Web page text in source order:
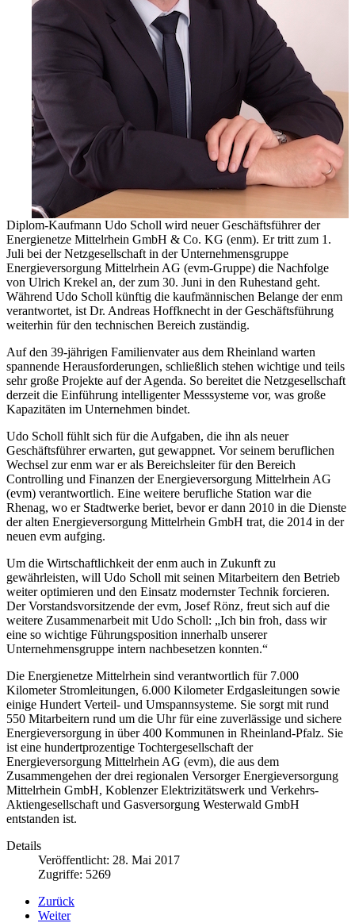
Diplom-Kaufmann Udo Scholl wird neuer Geschäftsführer der
Energienetze Mittelrhein GmbH & Co. KG (enm). Er tritt zum 1.
Juli bei der Netzgesellschaft in der Unternehmensgruppe
Energieversorgung Mittelrhein AG (evm-Gruppe) die Nachfolge
von Ulrich Krekel an, der zum 30. Juni in den Ruhestand geht.
Während Udo Scholl künftig die kaufmännischen Belange der enm
verantwortet, ist Dr. Andreas Hoffknecht in der Geschäftsführung
weiterhin für den technischen Bereich zuständig.
Auf den 39-jährigen Familienvater aus dem Rheinland warten
spannende Herausforderungen, schließlich stehen wichtige und teils
sehr große Projekte auf der Agenda. So bereitet die Netzgesellschaft
derzeit die Einführung intelligenter Messsysteme vor, was große
Kapazitäten im Unternehmen bindet.
Udo Scholl fühlt sich für die Aufgaben, die ihn als neuer
Geschäftsführer erwarten, gut gewappnet. Vor seinem beruflichen
Wechsel zur enm war er als Bereichsleiter für den Bereich
Controlling und Finanzen der Energieversorgung Mittelrhein AG
(evm) verantwortlich. Eine weitere berufliche Station war die
Rhenag, wo er Stadtwerke beriet, bevor er dann 2010 in die Dienste
der alten Energieversorgung Mittelrhein GmbH trat, die 2014 in der
neuen evm aufging.
Um die Wirtschaftlichkeit der enm auch in Zukunft zu
gewährleisten, will Udo Scholl mit seinen Mitarbeitern den Betrieb
weiter optimieren und den Einsatz modernster Technik forcieren.
Der Vorstandsvorsitzende der evm, Josef Rönz, freut sich auf die
weitere Zusammenarbeit mit Udo Scholl: „Ich bin froh, dass wir
eine so wichtige Führungsposition innerhalb unserer
Unternehmensgruppe intern nachbesetzen konnten.“
Die Energienetze Mittelrhein sind verantwortlich für 7.000
Kilometer Stromleitungen, 6.000 Kilometer Erdgasleitungen sowie
einige Hundert Verteil- und Umspannsysteme. Sie sorgt mit rund
550 Mitarbeitern rund um die Uhr für eine zuverlässige und sichere
Energieversorgung in über 400 Kommunen in Rheinland-Pfalz. Sie
ist eine hundertprozentige Tochtergesellschaft der
Energieversorgung Mittelrhein AG (evm), die aus dem
Zusammengehen der drei regionalen Versorger Energieversorgung
Mittelrhein GmbH, Koblenzer Elektrizitätswerk und Verkehrs-
Aktiengesellschaft und Gasversorgung Westerwald GmbH
entstanden ist.
Details
Veröffentlicht: 28. Mai 2017
Zugriffe: 5269
Zurück
Weiter